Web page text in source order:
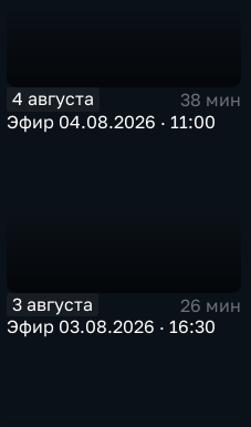
4 августа
38 мин
Эфир 04.08.2026 · 11:00
3 августа
26 мин
Эфир 03.08.2026 · 16:30